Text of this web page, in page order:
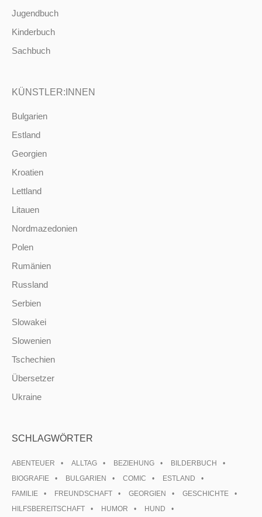
Jugendbuch
Kinderbuch
Sachbuch
KÜNSTLER:INNEN
Bulgarien
Estland
Georgien
Kroatien
Lettland
Litauen
Nordmazedonien
Polen
Rumänien
Russland
Serbien
Slowakei
Slowenien
Tschechien
Übersetzer
Ukraine
SCHLAGWÖRTER
ABENTEUER ALLTAG BEZIEHUNG
BILDERBUCH
BIOGRAFIE
BULGARIEN COMIC
ESTLAND
FAMILIE
FREUNDSCHAFT GEORGIEN
GESCHICHTE
HILFSBEREITSCHAFT
HUMOR
HUND